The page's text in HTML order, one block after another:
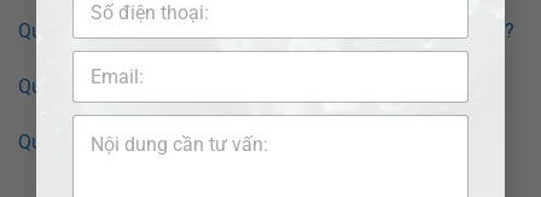
Quy trình ly hôn đơn phương tại tỉnh Cà Mau như thế nào?
Quy trình ly hôn đơn phương tại Cái Nước như thế nào?
Quy trình ly hôn đơn phương tại Đầm Dơi như thế nào?